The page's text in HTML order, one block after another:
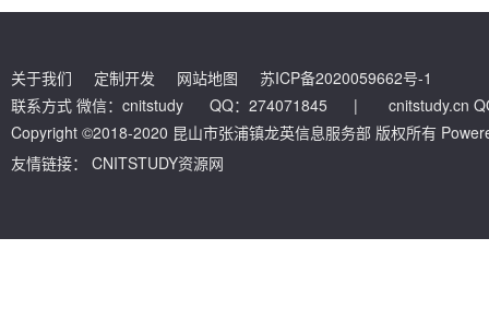
关于我们 定制开发 网站地图
苏ICP备2020059662号-1
联系方式 微信：cnitstudy QQ：274071845
|
cnitstudy.cn
Copyright ©2018-2020 昆山市张浦镇龙英信息服务部 版权所有
友情链接：
CNITSTUDY资源网